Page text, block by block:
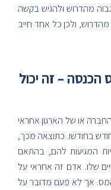
מהדרוש ולהגיש בקשה
ולכן כל אחד חייב
הכנסה – זה יכול
או של הארגון אחראי
בחודשו. כתוצאה מכך,
המגיעות להם, בהתאם
שלו. אדם זה אחראי על
המס. אך לא פעם מדובר על